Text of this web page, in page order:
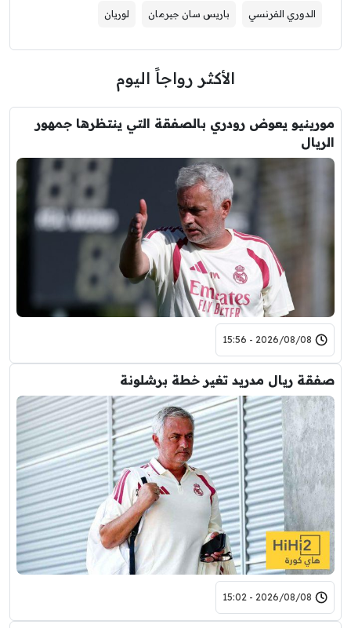
الدوري الفرنسي باريس سان جيرمان لوريان
الأكثر رواجاً اليوم
مورينيو يعوض رودري بالصفقة التي ينتظرها جمهور
الريال
2026/08/08 - 15:56
صفقة ريال مدريد تغير خطة برشلونة
2026/08/08 - 15:02